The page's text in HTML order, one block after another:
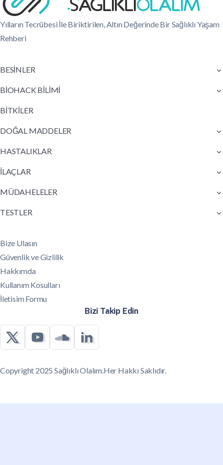
Yılların Tecrübesi İle Biriktirilen, Altın Değerinde Bir Sağlıklı Yaşam
Rehberi
BESİNLER
BİOHACK BİLİMİ
BİTKİLER
DOĞAL MADDELER
HASTALIKLAR
İLAÇLAR
MÜDAHELELER
TESTLER
Bize Ulasın
Güvenlik ve Gizlilik
Hakkımda
Kullanım Kosulları
İletisim Formu
Bizi Takip Edin
Copyright 2025 Sağlıklı Olalım.Her Hakkı Saklıdır.